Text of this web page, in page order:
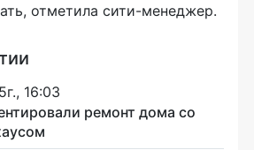
отметила сити-менеджер.
16:03
ремонт дома со